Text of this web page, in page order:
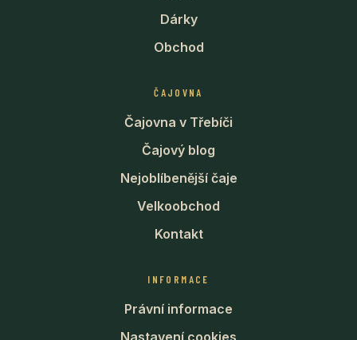
Dárky
Obchod
ČAJOVNA
Čajovna v Třebíči
Čajový blog
Nejoblíbenější čaje
Velkoobchod
Kontakt
INFORMACE
Právní informace
Nastavení cookies